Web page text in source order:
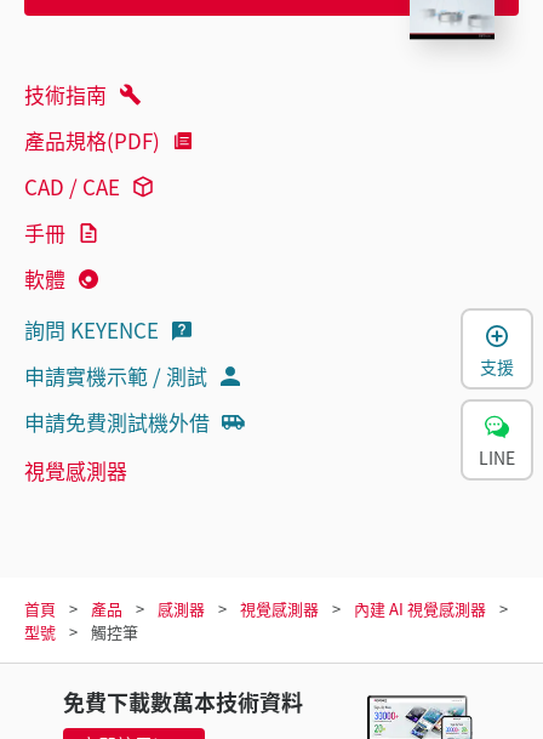
技術指南
產品規格(PDF)
CAD / CAE
手冊
軟體
詢問 KEYENCE
申請實機示範 / 測試
申請免費測試機外借
視覺感測器
首頁 產品 感測器 視覺感測器
內建 AI 視覺感測器
型號
觸控筆
免費下載數萬本技術資料
支援
LINE